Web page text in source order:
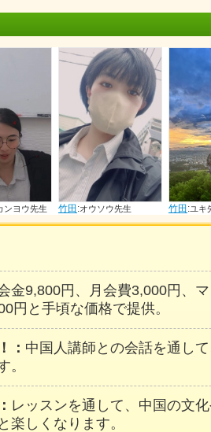
生 竹田:オウソウ先生 ユキ先生
金9,800円、月会費3,000円、
円と手頃な価格で提供。
： 中国人講師との会話を通し
。
レッスンを通して、中国の文
楽しくなります。